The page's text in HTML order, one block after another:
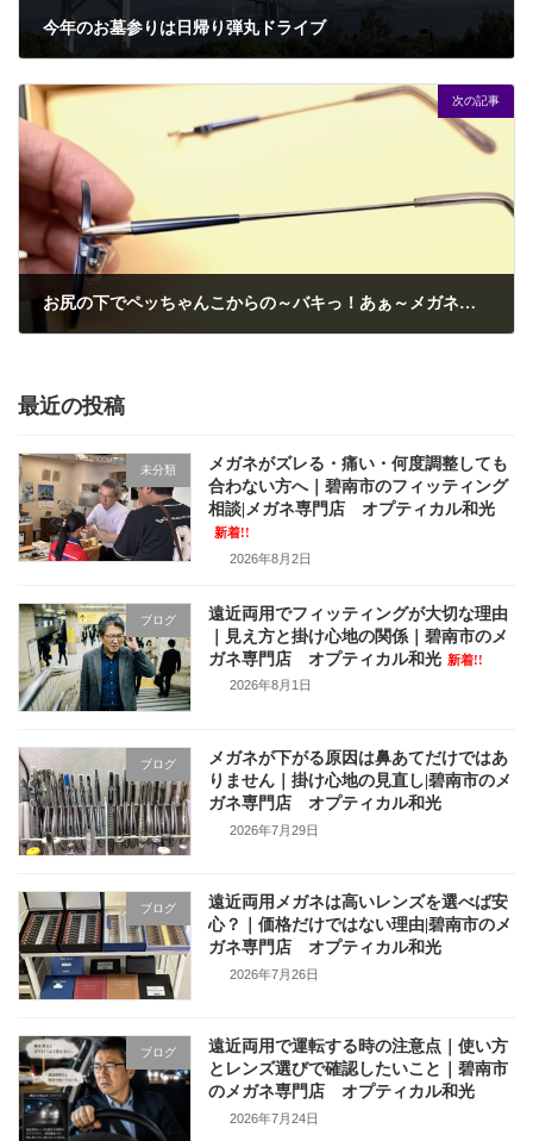
今年のお墓参りは日帰り弾丸ドライブ
次の記事
お尻の下でペッちゃんこからの～バキっ！あぁ～メガネが逝ってしもた。と思ったら・・・
最近の投稿
未分類
メガネがズレる・痛い・何度調整しても
合わない方へ｜碧南市のフィッティング
相談|メガネ専門店 オプティカル和光
新着!!
2026年8月2日
ブログ
遠近両用でフィッティングが大切な理由
｜見え方と掛け心地の関係｜碧南市のメ
ガネ専門店 オプティカル和光 新着!!
2026年8月1日
ブログ
メガネが下がる原因は鼻あてだけではあ
りません｜掛け心地の見直し|碧南市のメ
ガネ専門店 オプティカル和光
2026年7月29日
ブログ
遠近両用メガネは高いレンズを選べば安
心？｜価格だけではない理由|碧南市のメ
ガネ専門店 オプティカル和光
2026年7月26日
ブログ
遠近両用で運転する時の注意点｜使い方
とレンズ選びで確認したいこと｜碧南市
のメガネ専門店 オプティカル和光
2026年7月24日